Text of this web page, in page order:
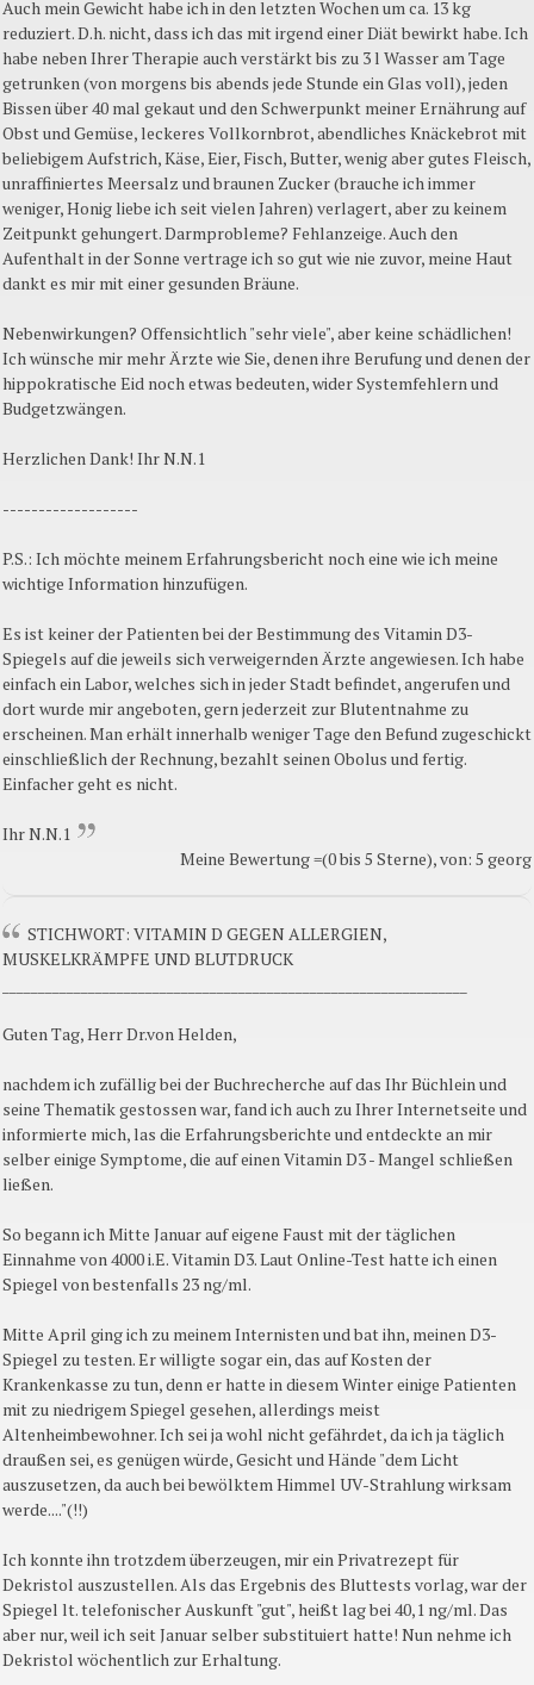
Auch mein Gewicht habe ich in den letzten Wochen um ca. 13 kg
reduziert. D.h. nicht, dass ich das mit irgend einer Diät bewirkt habe. Ich
habe neben Ihrer Therapie auch verstärkt bis zu 3 l Wasser am Tage
getrunken (von morgens bis abends jede Stunde ein Glas voll), jeden
Bissen über 40 mal gekaut und den Schwerpunkt meiner Ernährung auf
Obst und Gemüse, leckeres Vollkornbrot, abendliches Knäckebrot mit
beliebigem Aufstrich, Käse, Eier, Fisch, Butter, wenig aber gutes Fleisch,
unraffiniertes Meersalz und braunen Zucker (brauche ich immer
weniger, Honig liebe ich seit vielen Jahren) verlagert, aber zu keinem
Zeitpunkt gehungert. Darmprobleme? Fehlanzeige. Auch den
Aufenthalt in der Sonne vertrage ich so gut wie nie zuvor, meine Haut
dankt es mir mit einer gesunden Bräune.
Nebenwirkungen? Offensichtlich "sehr viele", aber keine schädlichen!
Ich wünsche mir mehr Ärzte wie Sie, denen ihre Berufung und denen der
hippokratische Eid noch etwas bedeuten, wider Systemfehlern und
Budgetzwängen.
Herzlichen Dank! Ihr N.N.1
-------------------
P.S.: Ich möchte meinem Erfahrungsbericht noch eine wie ich meine
wichtige Information hinzufügen.
Es ist keiner der Patienten bei der Bestimmung des Vitamin D3-
Spiegels auf die jeweils sich verweigernden Ärzte angewiesen. Ich habe
einfach ein Labor, welches sich in jeder Stadt befindet, angerufen und
dort wurde mir angeboten, gern jederzeit zur Blutentnahme zu
erscheinen. Man erhält innerhalb weniger Tage den Befund zugeschickt
einschließlich der Rechnung, bezahlt seinen Obolus und fertig.
Einfacher geht es nicht.
Ihr N.N.1
Meine Bewertung =(0 bis 5 Sterne), von: 5 georg
STICHWORT: VITAMIN D GEGEN ALLERGIEN,
MUSKELKRÄMPFE UND BLUTDRUCK
Guten Tag, Herr Dr.von Helden,
nachdem ich zufällig bei der Buchrecherche auf das Ihr Büchlein und
seine Thematik gestossen war, fand ich auch zu Ihrer Internetseite und
informierte mich, las die Erfahrungsberichte und entdeckte an mir
selber einige Symptome, die auf einen Vitamin D3 - Mangel schließen
ließen.
So begann ich Mitte Januar auf eigene Faust mit der täglichen
Einnahme von 4000 i.E. Vitamin D3. Laut Online-Test hatte ich einen
Spiegel von bestenfalls 23 ng/ml.
Mitte April ging ich zu meinem Internisten und bat ihn, meinen D3-
Spiegel zu testen. Er willigte sogar ein, das auf Kosten der
Krankenkasse zu tun, denn er hatte in diesem Winter einige Patienten
mit zu niedrigem Spiegel gesehen, allerdings meist
Altenheimbewohner. Ich sei ja wohl nicht gefährdet, da ich ja täglich
draußen sei, es genügen würde, Gesicht und Hände "dem Licht
auszusetzen, da auch bei bewölktem Himmel UV-Strahlung wirksam
werde...."(!!)
Ich konnte ihn trotzdem überzeugen, mir ein Privatrezept für
Dekristol auszustellen. Als das Ergebnis des Bluttests vorlag, war der
Spiegel lt. telefonischer Auskunft "gut", heißt lag bei 40,1 ng/ml. Das
aber nur, weil ich seit Januar selber substituiert hatte! Nun nehme ich
Dekristol wöchentlich zur Erhaltung.